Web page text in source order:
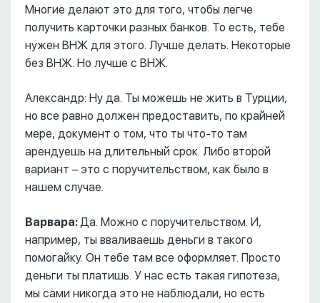
Многие делают это для того, чтобы легче
получить карточки разных банков. То есть, тебе
нужен ВНЖ для этого. Лучше делать. Некоторые
без ВНЖ. Но лучше с ВНЖ.
Александр: Ну да. Ты можешь не жить в Турции,
но все равно должен предоставить, по крайней
мере, документ о том, что ты что-то там
арендуешь на длительный срок. Либо второй
вариант – это с поручительством, как было в
нашем случае.
Варвара: Да. Можно с поручительством. И,
например, ты вваливаешь деньги в такого
помогайку. Он тебе там все оформляет. Просто
деньги ты платишь. У нас есть такая гипотеза,
мы сами никогда это не наблюдали, но есть